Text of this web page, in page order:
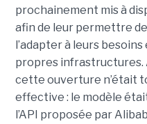
prochainement mis à
afin de leur permettre
l’adapter à leurs
propres infrastructures.
cette ouverture n’était
effective : le modèle
l’API proposée par